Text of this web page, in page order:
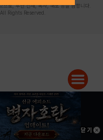
므로, 무단 전재, 복사, 배포 등을 금합니다.
Rights Reserved.